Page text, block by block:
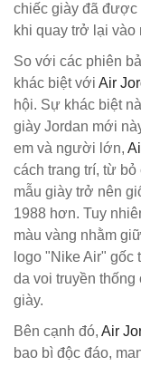
chiếc giày đã được
khi quay trở lại vào
So với các phiên
khác biệt với Air
hội. Sự khác biệt
giày Jordan mới
em và người lớn,
cách trang trí, từ
mẫu giày trở nên
1988 hơn. Tuy
màu vàng nhằm
logo "Nike Air"
da voi truyền thống
giày.
Bên cạnh đó, Air
bao bì độc đáo,